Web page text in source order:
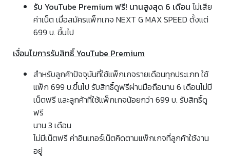
รับ YouTube Premium ฟรี! นานสูงสุด 6 เดือน ไม่เสีย
ค่าเน็ต เมื่อสมัครแพ็กเกจ NEXT G MAX SPEED ตั้งแต่
699 บ. ขึ้นไป
เงื่อนไขการรับสิทธิ์ YouTube Premium
สำหรับลูกค้าปัจจุบันที่ใช้แพ็กเกจรายเดือนทุกประเภท ใช้
แพ็ก 699 บ.ขึ้นไป รับสิทธิ์ดูฟรีผ่านมือถือนาน 6 เดือนไม่มี
เน็ตฟรี และลูกค้าที่ใช้แพ็กเกจน้อยกว่า 699 บ. รับสิทธิ์ดู
ฟรี
นาน 3 เดือน
ไม่มีเน็ตฟรี ค่าอินเทอร์เน็ตคิดตามแพ็กเกจที่ลูกค้าใช้งาน
อยู่